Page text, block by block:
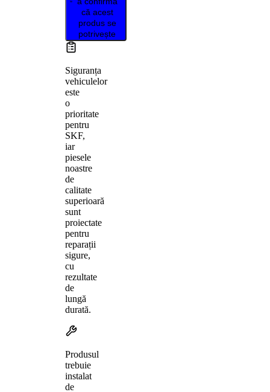
că acest
produs se
potrivește
Siguranța
vehiculelor
este
o
prioritate
pentru
SKF,
iar
piesele
noastre
de
calitate
superioară
sunt
proiectate
pentru
reparații
sigure,
cu
rezultate
de
lungă
durată.
Produsul
trebuie
instalat
de